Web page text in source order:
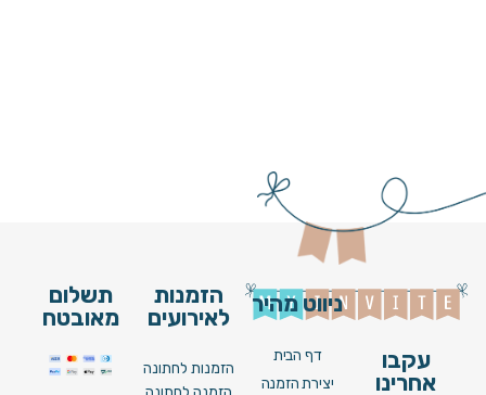
עקבו
אחרינו
ניווט מהיר
דף הבית
יצירת הזמנה
הזמנות
לאירועים
הזמנות לחתונה
תשלום
מאובטח